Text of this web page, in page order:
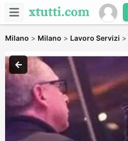
Milano > Milano > Lavoro Servizi >